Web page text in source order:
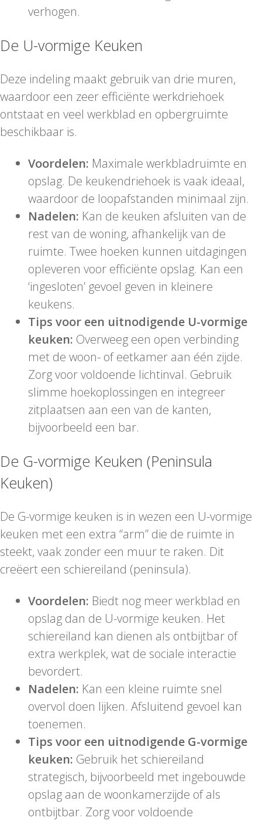
verhogen.
De U-vormige Keuken
Deze indeling maakt gebruik van drie muren,
waardoor een zeer efficiënte werkdriehoek
ontstaat en veel werkblad en opbergruimte
beschikbaar is.
Voordelen: Maximale werkbladruimte en
opslag. De keukendriehoek is vaak ideaal,
waardoor de loopafstanden minimaal zijn.
Nadelen: Kan de keuken afsluiten van de
rest van de woning, afhankelijk van de
ruimte. Twee hoeken kunnen uitdagingen
opleveren voor efficiënte opslag. Kan een
‘ingesloten’ gevoel geven in kleinere
keukens.
Tips voor een uitnodigende U-vormige
keuken: Overweeg een open verbinding
met de woon- of eetkamer aan één zijde.
Zorg voor voldoende lichtinval. Gebruik
slimme hoekoplossingen en integreer
zitplaatsen aan een van de kanten,
bijvoorbeeld een bar.
De G-vormige Keuken (Peninsula
Keuken)
De G-vormige keuken is in wezen een U-vormige
keuken met een extra “arm” die de ruimte in
steekt, vaak zonder een muur te raken. Dit
creëert een schiereiland (peninsula).
Voordelen: Biedt nog meer werkblad en
opslag dan de U-vormige keuken. Het
schiereiland kan dienen als ontbijtbar of
extra werkplek, wat de sociale interactie
bevordert.
Nadelen: Kan een kleine ruimte snel
overvol doen lijken. Afsluitend gevoel kan
toenemen.
Tips voor een uitnodigende G-vormige
keuken: Gebruik het schiereiland
strategisch, bijvoorbeeld met ingebouwde
opslag aan de woonkamerzijde of als
ontbijtbar. Zorg voor voldoende